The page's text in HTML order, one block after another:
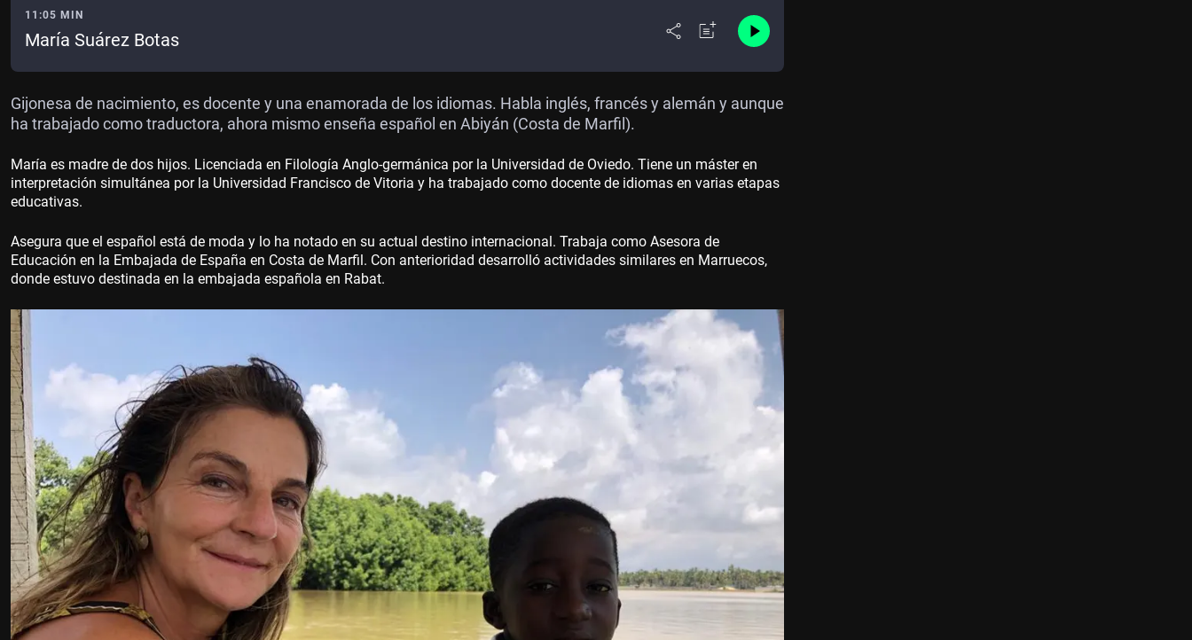
11:05 MIN
María Suárez Botas
Gijonesa de nacimiento, es docente y una enamorada de los idiomas. Habla inglés, francés y alemán y aunque
ha trabajado como traductora, ahora mismo enseña español en Abiyán (Costa de Marfil).
María es madre de dos hijos. Licenciada en Filología Anglo-germánica por la Universidad de Oviedo. Tiene un máster en
interpretación simultánea por la Universidad Francisco de Vitoria y ha trabajado como docente de idiomas en varias etapas
educativas.
Asegura que el español está de moda y lo ha notado en su actual destino internacional. Trabaja como Asesora de
Educación en la Embajada de España en Costa de Marfil. Con anterioridad desarrolló actividades similares en Marruecos,
donde estuvo destinada en la embajada española en Rabat.